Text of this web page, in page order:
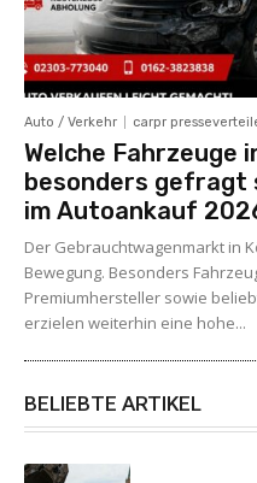
Auto / Verkehr carpr
Welche Fahrzeuge
besonders gefragt
im Autoankauf
Der Gebrauchtwagenmarkt in
Bewegung. Besonders
Premiumhersteller sowie
erzielen weiterhin eine hohe...
BELIEBTE ARTIKEL